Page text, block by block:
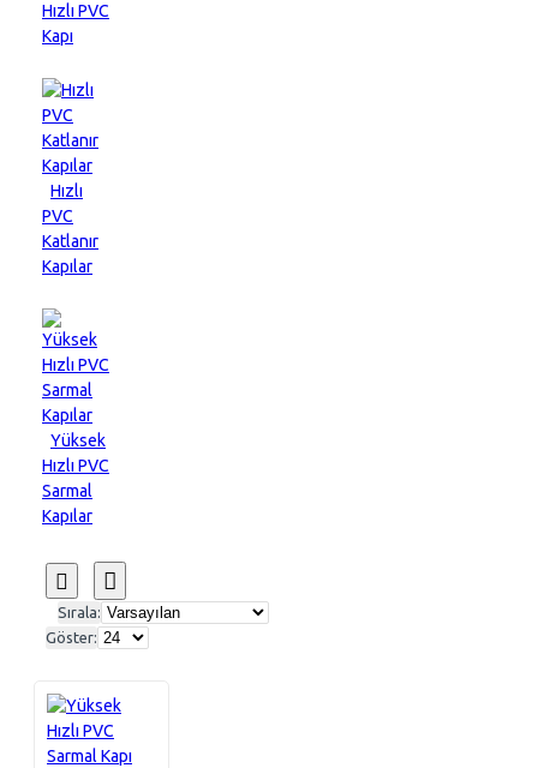
Hızlı PVC
Kapı
Hızlı
PVC
Katlanır
Kapılar
Yüksek
Hızlı PVC
Sarmal
Kapılar
Sırala:
Göster: